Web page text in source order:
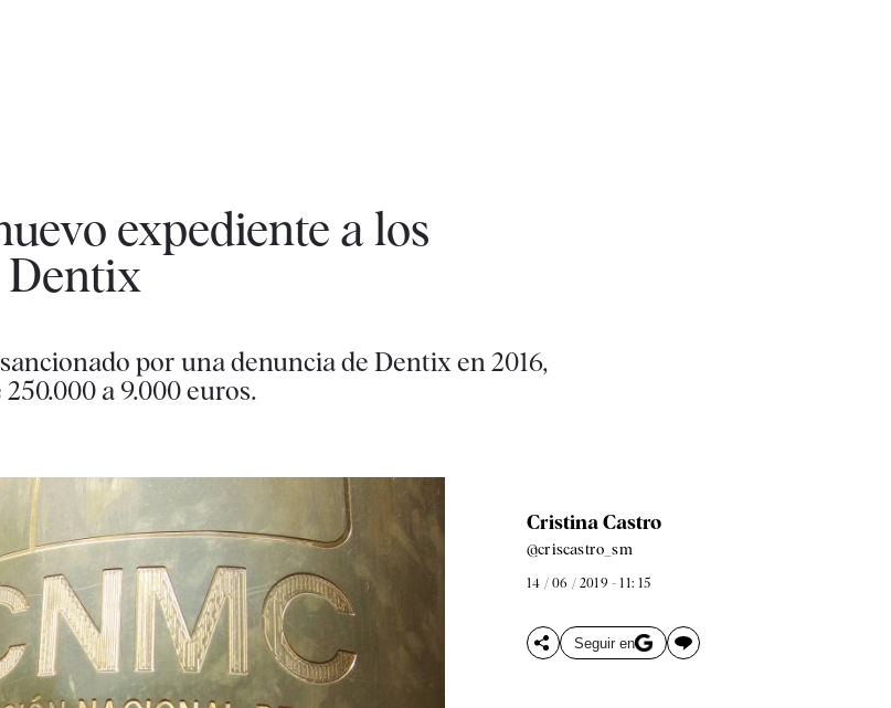
expediente a los
Dentix
por una denuncia de Dentix en 2016,
a 9.000 euros.
Cristina Castro
@criscastro_sm
14 / 06 / 2019 - 11: 15
Seguir en